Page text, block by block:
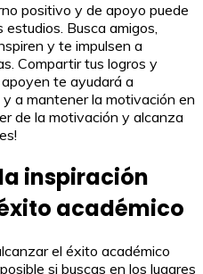
positivo y de apoyo puede
Busca amigos,
y te impulsen a
Compartir tus logros y
te ayudará a
a mantener la motivación en
de la motivación y alcanza
inspiración
académico
el éxito académico
si buscas en los lugares